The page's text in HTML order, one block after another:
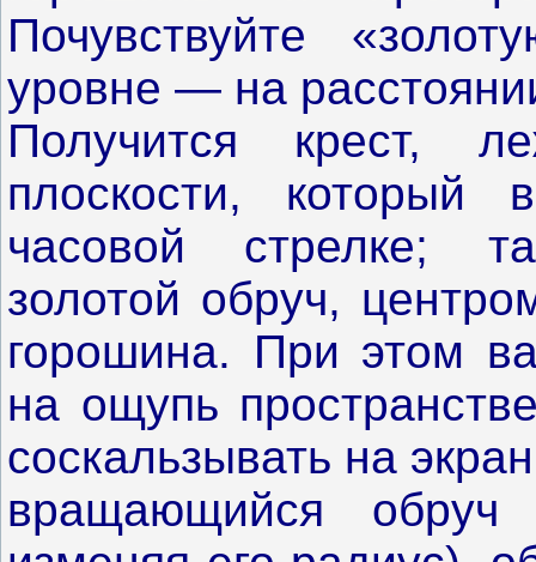
Почувствуйте
уровне — на
Получится крест,
плоскости, который
часовой стрелке;
золотой обруч,
горошина. При этом
на ощупь
соскальзывать на
вращающийся